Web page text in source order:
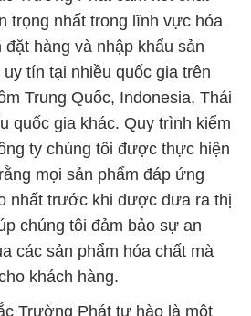
quốc gia khác. Quy trình kiểm
ty chúng tôi được thực hiện
mọi sản phẩm đáp ứng
nhất trước khi được đưa ra thị
chúng tôi đảm bảo sự an
các sản phẩm hóa chất mà
khách hàng.
Trường Phát tự hào là một
đầu tại Việt Nam trong lĩnh
hóa chất khử trùng và diệt
chỉ cung cấp sản phẩm mà
hàng những giải pháp